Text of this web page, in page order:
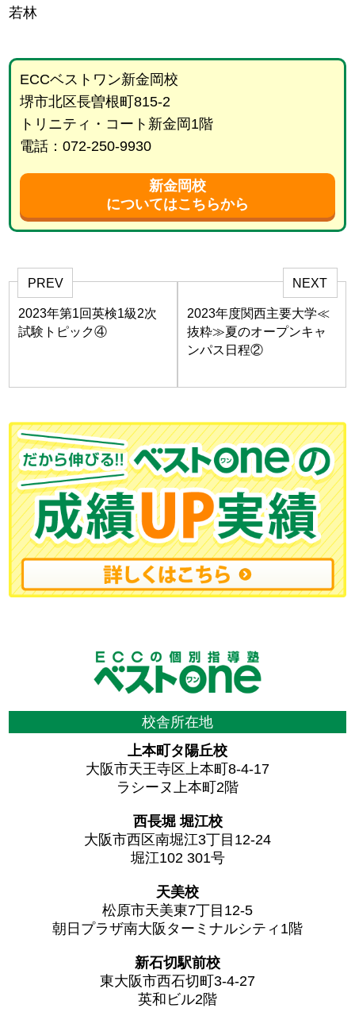
若林
ECCベストワン新金岡校
堺市北区長曽根町815-2
トリニティ・コート新金岡1階
電話：072-250-9930
新金岡校
についてはこちらから
PREV
2023年第1回英検1級2次
試験トピック④
NEXT
2023年度関西主要大学≪
抜粋≫夏のオープンキャ
ンパス日程②
校舎所在地
上本町タ陽丘校
大阪市天王寺区上本町8-4-17
ラシーヌ上本町2階
西長堀 堀江校
大阪市西区南堀江3丁目12-24
堀江102 301号
天美校
松原市天美東7丁目12-5
朝日プラザ南大阪ターミナルシティ1階
新石切駅前校
東大阪市西石切町3-4-27
英和ビル2階